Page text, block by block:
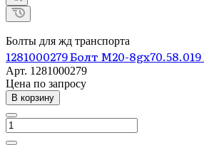
Болты для жд транспорта
1281000279 Болт М20-
Арт. 1281000279
Цена по запросу
В корзину